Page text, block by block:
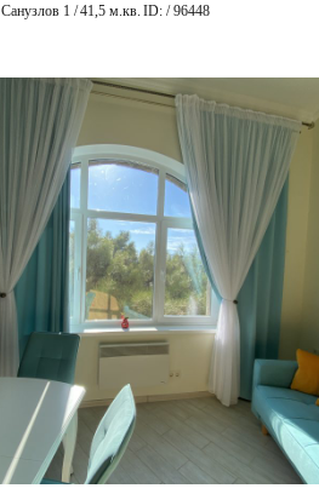
Санузлов 1 /41,5 м.кв. ID: / 96448